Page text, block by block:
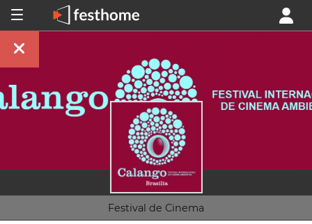
Festival de Cinema